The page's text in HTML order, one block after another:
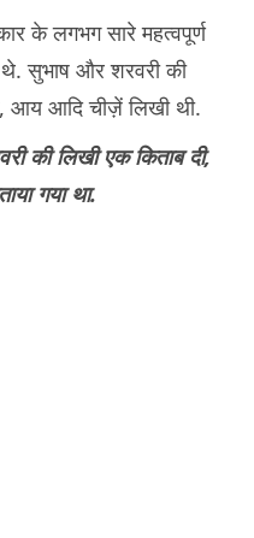
के लगभग सारे महत्वपूर्ण
थे. सुभाष और शरवरी की
आय आदि चीज़ें लिखी थी.
की लिखी एक किताब दी,
गया था.